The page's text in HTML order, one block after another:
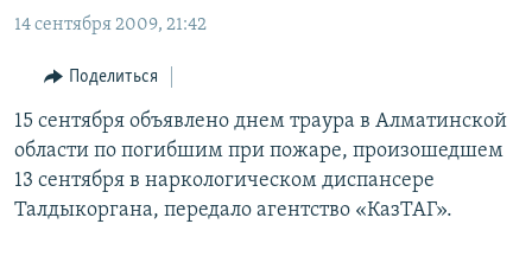
главной
навигации
Вернутся
поиску
ТАДЖИКИСТАН
ҚАЗАҚША
КЫРГЫЗЧА
ЎЗБЕКЧА
ТОҶИКӢ
TÜRKMENÇE
Все сайты РСЕ/РС
14 сентября 2009, 21:42
Поделиться
15 сентября объявлено днем траура в Алматинской
области по погибшим при пожаре, произошедшем
13 сентября в наркологическом диспансере
Талдыкоргана, передало агентство «КазТАГ».